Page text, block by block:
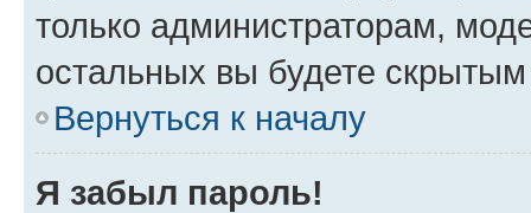
только администраторам,
остальных вы будете
Вернуться к началу
Я забыл пароль!